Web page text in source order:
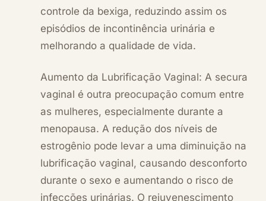
controle da bexiga, reduzindo assim os
episódios de incontinência urinária e
melhorando a qualidade de vida.
Aumento da Lubrificação Vaginal: A secura
vaginal é outra preocupação comum entre
as mulheres, especialmente durante a
menopausa. A redução dos níveis de
estrogênio pode levar a uma diminuição na
lubrificação vaginal, causando desconforto
durante o sexo e aumentando o risco de
infecções urinárias. O rejuvenescimento